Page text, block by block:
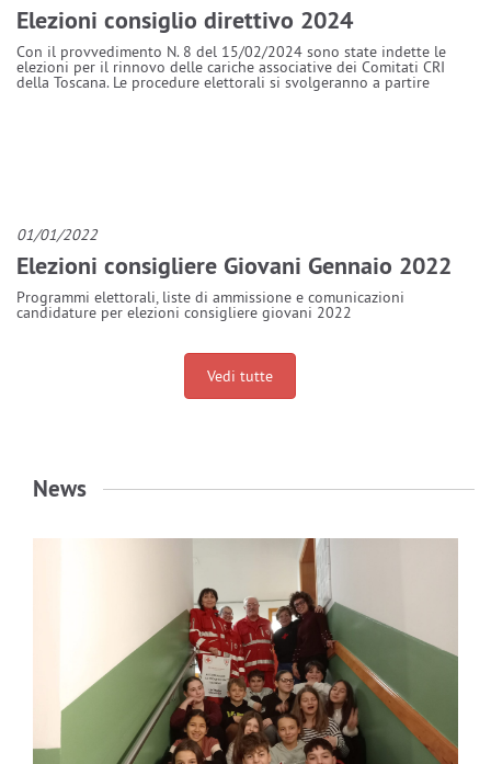
Elezioni consiglio direttivo 2024
Con il provvedimento N. 8 del 15/02/2024 sono state indette le
elezioni per il rinnovo delle cariche associative dei Comitati CRI
della Toscana. Le procedure elettorali si svolgeranno a partire
01/01/2022
Elezioni consigliere Giovani Gennaio 2022
Programmi elettorali, liste di ammissione e comunicazioni
candidature per elezioni consigliere giovani 2022
Vedi tutte
News